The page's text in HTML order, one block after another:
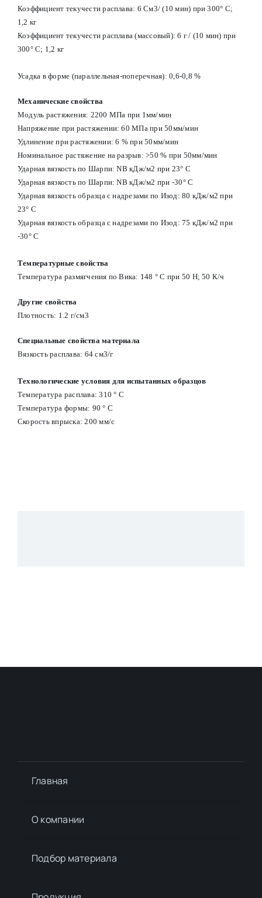
Коэффициент текучести расплава: 6 См3/ (10 мин) при 300° С;
1,2 кг
Коэффициент текучести расплава (массовый): 6 г / (10 мин) при
300° С; 1,2 кг
Усадка в форме (параллельная-поперечная): 0,6-0,8 %
Механические свойства
Модуль растяжения: 2200 МПа при 1мм/мин
Напряжение при растяжении: 60 МПа при 50мм/мин
Удлинение при растяжении: 6 % при 50мм/мин
Номинальное растяжение на разрыв: >50 % при 50мм/мин
Ударная вязкость по Шарпи: NB кДж/м2 при 23° С
Ударная вязкость по Шарпи: NB кДж/м2 при -30° С
Ударная вязкость образца с надрезами по Изод: 80 кДж/м2 при
23° С
Ударная вязкость образца с надрезами по Изод: 75 кДж/м2 при
-30° С
Температурные свойства
Температура размягчения по Вика: 148 ° С при 50 Н; 50 К/ч
Другие свойства
Плотность: 1.2 г/см3
Специальные свойства материала
Вязкость расплава: 64 см3/г
Технологические условия для испытанных образцов
Температура расплава: 310 ° С
Температура формы: 90 ° С
Скорость впрыска: 200 мм/с
Главная
О компании
Подбор материалa